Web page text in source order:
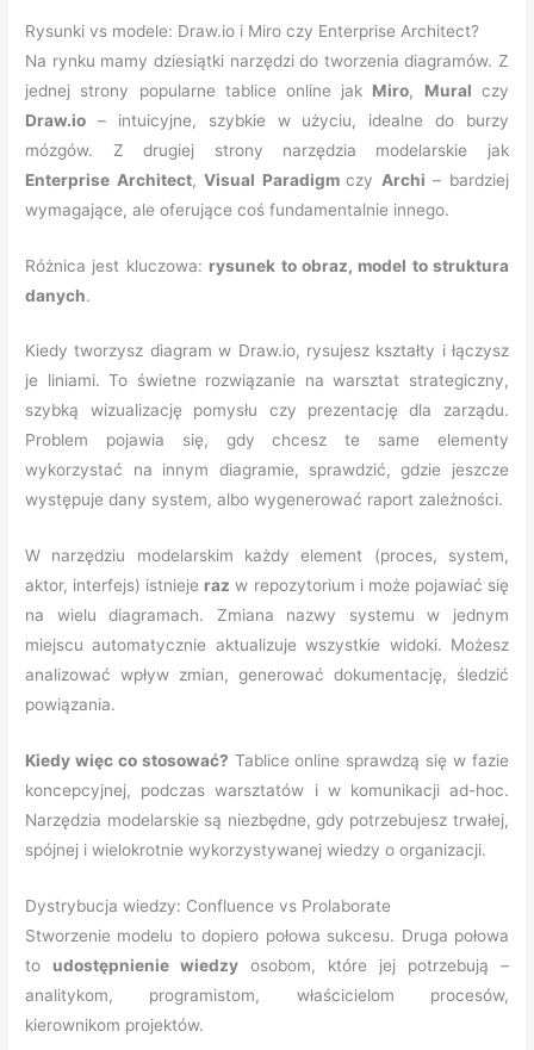
Rysunki vs modele: Draw.io i Miro czy Enterprise Architect?
Na rynku mamy dziesiątki narzędzi do tworzenia diagramów. Z
jednej strony popularne tablice online jak Miro, Mural czy
Draw.io – intuicyjne, szybkie w użyciu, idealne do burzy
mózgów. Z drugiej strony narzędzia modelarskie jak
Enterprise Architect,Visual Paradigmczy Archi – bardziej
wymagające, ale oferujące coś fundamentalnie innego.
Różnica jest kluczowa: rysunek to obraz, model to struktura
danych.
Kiedy tworzysz diagram w Draw.io, rysujesz kształty i łączysz
je liniami. To świetne rozwiązanie na warsztat strategiczny,
szybką wizualizację pomysłu czy prezentację dla zarządu.
Problem pojawia się, gdy chcesz te same elementy
wykorzystać na innym diagramie, sprawdzić, gdzie jeszcze
występuje dany system, albo wygenerować raport zależności.
W narzędziu modelarskim każdy element (proces, system,
aktor, interfejs) istnieje raz w repozytorium i może pojawiać się
na wielu diagramach. Zmiana nazwy systemu w jednym
miejscu automatycznie aktualizuje wszystkie widoki. Możesz
analizować wpływ zmian, generować dokumentację, śledzić
powiązania.
Kiedy więc co stosować? Tablice online sprawdzą się w fazie
koncepcyjnej, podczas warsztatów i w komunikacji ad-hoc.
Narzędzia modelarskie są niezbędne, gdy potrzebujesz trwałej,
spójnej i wielokrotnie wykorzystywanej wiedzy o organizacji.
Dystrybucja wiedzy: Confluence vs Prolaborate
Stworzenie modelu to dopiero połowa sukcesu. Druga połowa
to udostępnienie wiedzy osobom, które jej potrzebują –
analitykom, programistom, właścicielom procesów,
kierownikom projektów.